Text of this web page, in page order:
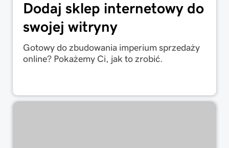
Dodaj sklep internetowy do
swojej witryny
Gotowy do zbudowania imperium sprzedaży
online? Pokażemy Ci, jak to zrobić.